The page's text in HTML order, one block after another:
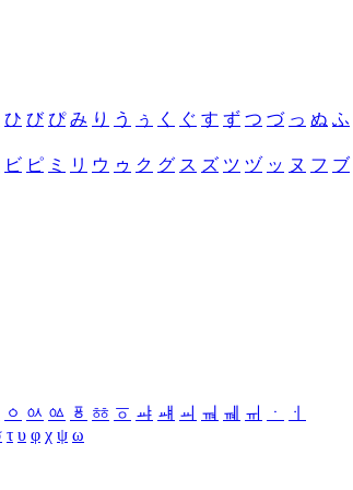
ひ び ぴ み り う ぅ く ぐ す ず つ づ っ ぬ ふ
ビ ピ ミ リ ウ ゥ ク グ ス ズ ツ ヅ ッ ヌ フ ブ
ㆁ ㆂ ㆃ ㆄ ㆅ ㆆ ㆇ ㆈ ㆉ ㆊ ㆋ ㆌ ㆍ
ㆎ
τ υ φ χ ψ ω